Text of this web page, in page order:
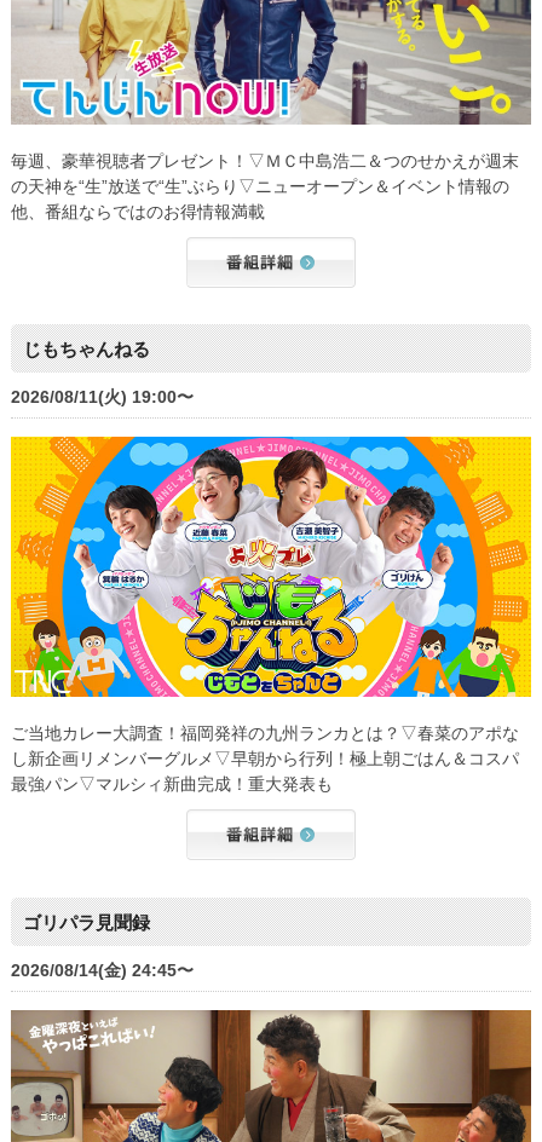
毎週、豪華視聴者プレゼント！▽ＭＣ中島浩二＆つのせかえが週末
の天神を“生”放送で“生”ぶらり▽ニューオープン＆イベント情報の
他、番組ならではのお得情報満載
じもちゃんねる
2026/08/11(火) 19:00〜
ご当地カレー大調査！福岡発祥の九州ランカとは？▽春菜のアポな
し新企画リメンバーグルメ▽早朝から行列！極上朝ごはん＆コスパ
最強パン▽マルシィ新曲完成！重大発表も
ゴリパラ見聞録
2026/08/14(金) 24:45〜